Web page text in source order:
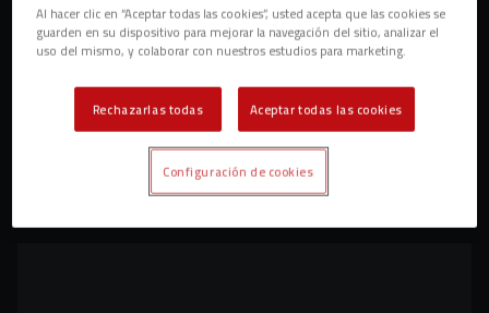
Al hacer clic en “Aceptar todas las cookies”, usted acepta que las cookies se
guarden en su dispositivo para mejorar la navegación del sitio, analizar el
uso del mismo, y colaborar con nuestros estudios para marketing.
Rechazarlas todas Aceptar todas las cookies
Configuración de cookies